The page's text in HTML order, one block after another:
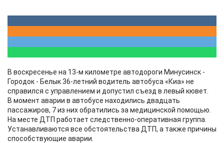
В воскресенье на 13-м километре автодороги Минусинск -
Городок - Белык 36-летний водитель автобуса «Киа» не
справился с управлением и допустил съезд в левый кювет.
В момент аварии в автобусе находились двадцать
пассажиров, 7 из них обратились за медицинской помощью.
На месте ДТП работает следственно-оперативная группа.
Устанавливаются все обстоятельства ДТП, а также причины
способствующие аварии.